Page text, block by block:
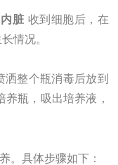
脏 收到细胞后，在
情况。
洒整个瓶消毒后放到
瓶，吸出培养液，
。具体步骤如下：